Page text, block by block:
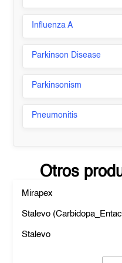
Influenza A
Parkinson Disease
Parkinsonism
Pneumonitis
Otros
Mirapex
Stalevo
Stalevo